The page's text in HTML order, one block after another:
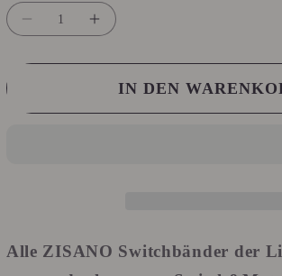
VerringereErhöhe
IN DEN
Alle ZISANO Switchbänder der